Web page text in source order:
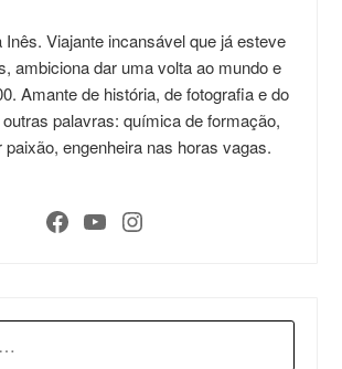
Inês. Viajante incansável que já esteve
ambiciona dar uma volta ao mundo e
Amante de história, de fotografia e do
palavras: química de formação,
paixão, engenheira nas horas vagas.